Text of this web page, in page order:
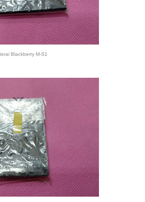
Blackberry M-S1